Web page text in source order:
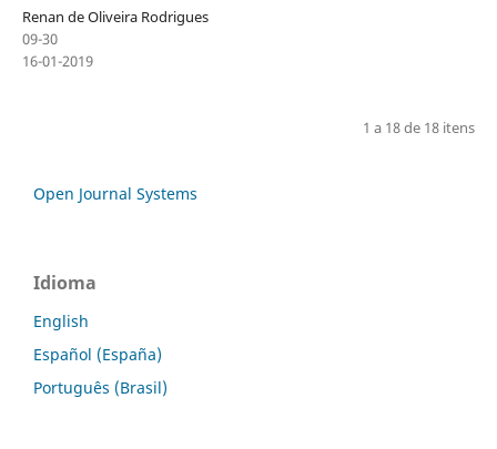
Renan de Oliveira Rodrigues
09-30
16-01-2019
1 a 18 de 18 itens
Open Journal Systems
Idioma
English
Español (España)
Português (Brasil)